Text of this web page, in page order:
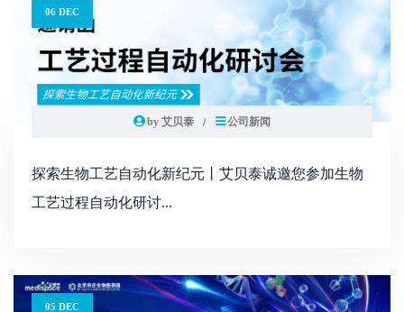
06 DEC
by 艾贝泰 公司新闻
探索生物工艺自动化新纪元丨艾贝泰诚邀您参加生物
工艺过程自动化研讨...
05 DEC